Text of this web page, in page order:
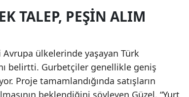
TALEP, PEŞIN ALIM
ülkelerinde yaşayan Türk
belirtti. Gurbetçiler genellikle geniş
Proje tamamlandığında satışların